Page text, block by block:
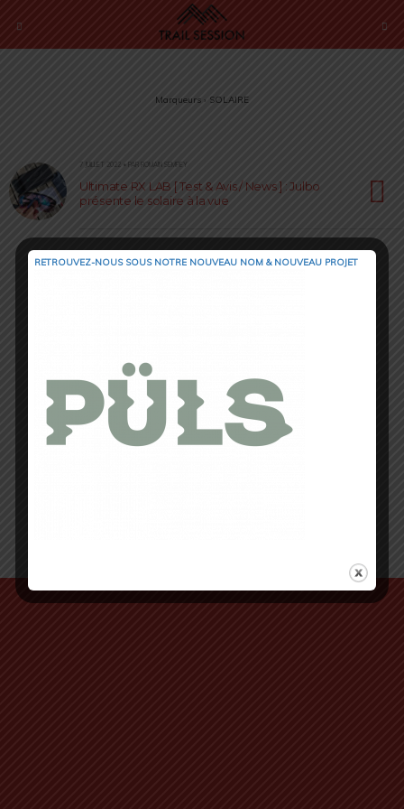
Marqueurs › SOLAIRE
7 JUILLET 2022 • PAR ROMAIN SEMPEY
Ultimate RX LAB [ Test & Avis / News ] : Julbo
présente le solaire à la vue
RETROUVEZ-NOUS SOUS NOTRE NOUVEAU NOM & NOUVEAU PROJET